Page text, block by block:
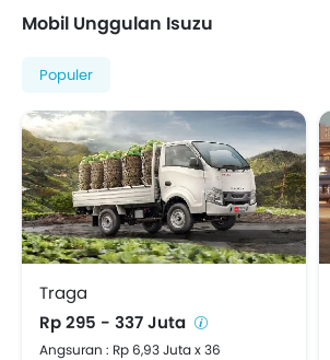
Mobil Unggulan Isuzu
Populer
Traga
Rp 295 - 337 Juta
Angsuran : Rp 6,93 Juta x 36